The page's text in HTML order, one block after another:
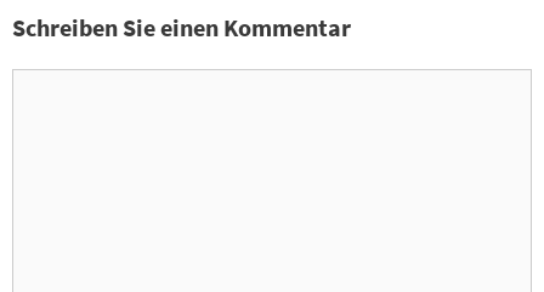
Schreiben Sie einen Kommentar